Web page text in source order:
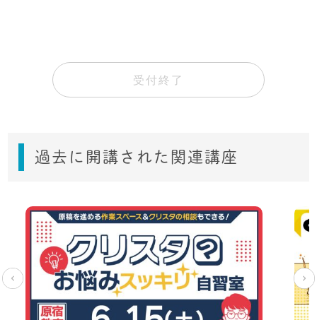
受付終了
過去に開講された関連講座